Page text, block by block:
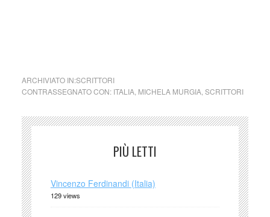
ARCHIVIATO IN:SCRITTORI
CONTRASSEGNATO CON: ITALIA, MICHELA MURGIA, SCRITTORI
PIÙ LETTI
Vincenzo Ferdinandi (Italia)
129 views